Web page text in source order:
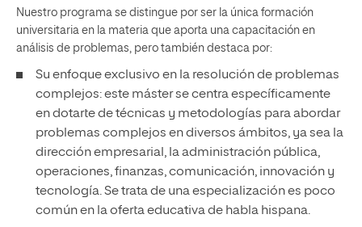
Nuestro programa se distingue por ser la única formación
universitaria en la materia que aporta una capacitación en
análisis de problemas, pero también destaca por:
Su enfoque exclusivo en la resolución de problemas
complejos: este máster se centra específicamente
en dotarte de técnicas y metodologías para abordar
problemas complejos en diversos ámbitos, ya sea la
dirección empresarial, la administración pública,
operaciones, finanzas, comunicación, innovación y
tecnología. Se trata de una especialización es poco
común en la oferta educativa de habla hispana.